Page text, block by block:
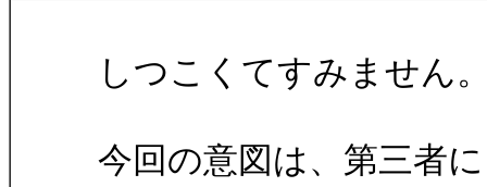
しつこくてすみません
今回の意図は、第三者